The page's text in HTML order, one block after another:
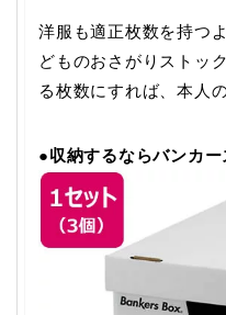
洋服も適正枚数を持つ
どものおさがりストッ
る枚数にすれば、本人
●収納するならバンカー